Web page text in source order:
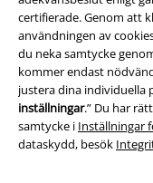
certifierade. Genom att
användningen av
du neka samtycke
kommer endast
justera dina individuella
inställningar.” Du har
samtycke i Inställningar
dataskydd, besök
Bekräfta ångrat köp
Alla priser inkl. moms.
© 1986-2026 E.M.P.